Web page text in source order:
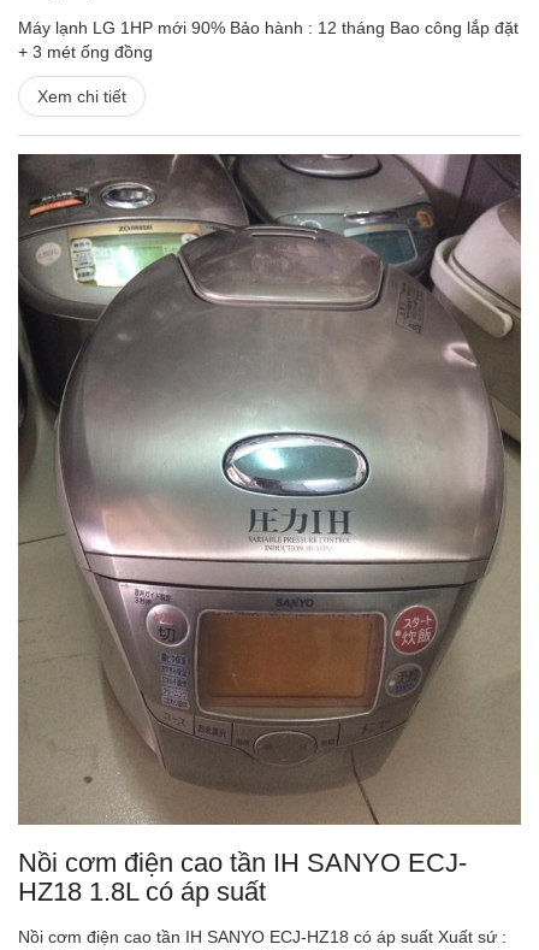
Máy lạnh LG 1HP mới 90% Bảo hành : 12 tháng Bao công lắp đặt
+ 3 mét ống đồng
Xem chi tiết
Nồi cơm điện cao tần IH SANYO ECJ-
HZ18 1.8L có áp suất
Nồi cơm điện cao tần IH SANYO ECJ-HZ18 có áp suất Xuất sứ :